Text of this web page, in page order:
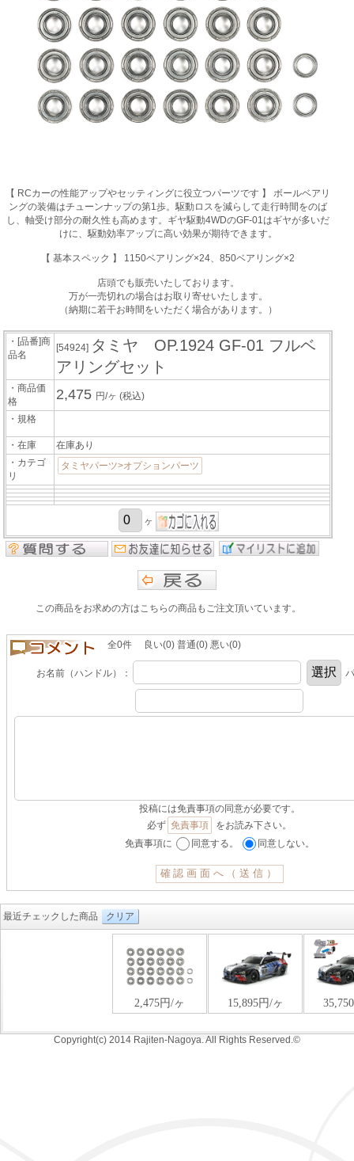
【 RCカーの性能アップやセッティングに役立つパーツです 】 ボールベアリ
ングの装備はチューンナップの第1歩。駆動ロスを減らして走行時間をのば
し、軸受け部分の耐久性も高めます。ギヤ駆動4WDのGF-01はギヤが多いだ
けに、駆動効率アップに高い効果が期待できます。
【 基本スペック 】 1150ベアリング×24、850ベアリング×2
店頭でも販売いたしております。
万が一売切れの場合はお取り寄せいたします。
（納期に若干お時間をいただく場合があります。）
・[品番]商
品名
[54924] タミヤ OP.1924 GF-01 フルベ
アリングセット
・商品価
格
2,475 円/ヶ(税込)
・規格
・在庫
在庫あり
・カテゴ
リ
タミヤパーツ>オプションパーツ
ヶ
この商品をお求めの方はこちらの商品もご注文頂いています。
全0件 良い(0) 普通(0) 悪い(0)
お名前（ハンドル）：
投稿には免責事項の同意が必要です。
必ず 免責事項
をお読み下さい。
免責事項に
同意する。 同意しない。
最近チェックした商品 クリア
Copyright(c) 2014 Rajiten-Nagoya. All Rights Reserved.©